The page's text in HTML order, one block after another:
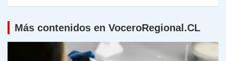
Más contenidos en VoceroRegional.CL